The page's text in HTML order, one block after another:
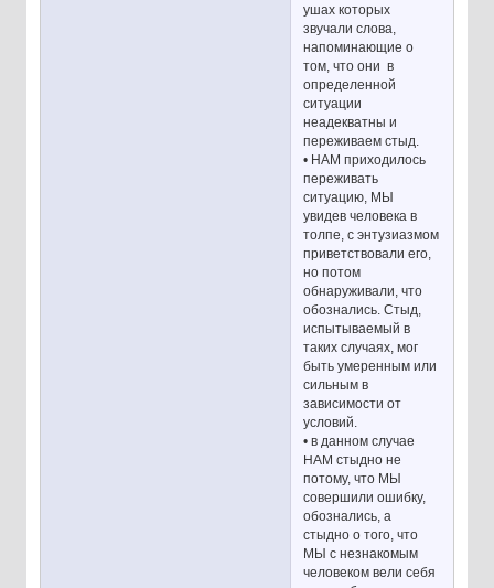
ушах которых
звучали слова,
напоминающие о
том, что они в
определенной
ситуации
неадекватны и
переживаем стыд.
• НАМ приходилось
переживать
ситуацию, МЫ
увидев человека в
толпе, с энтузиазмом
приветствовали его,
но потом
обнаруживали, что
обознались. Стыд,
испытываемый в
таких случаях, мог
быть умеренным или
сильным в
зависимости от
условий.
• в данном случае
НАМ стыдно не
потому, что МЫ
совершили ошибку,
обознались, а
стыдно о того, что
МЫ с незнакомым
человеком вели себя